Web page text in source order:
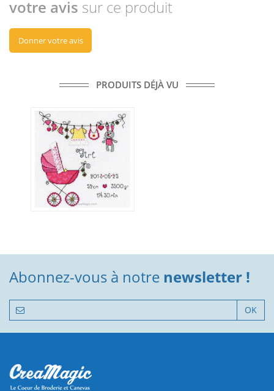
votre avis sur ce produit
Donner votre avis
PRODUITS DÉJÀ VU
Abonnez-vous à notre newsletter !
OK